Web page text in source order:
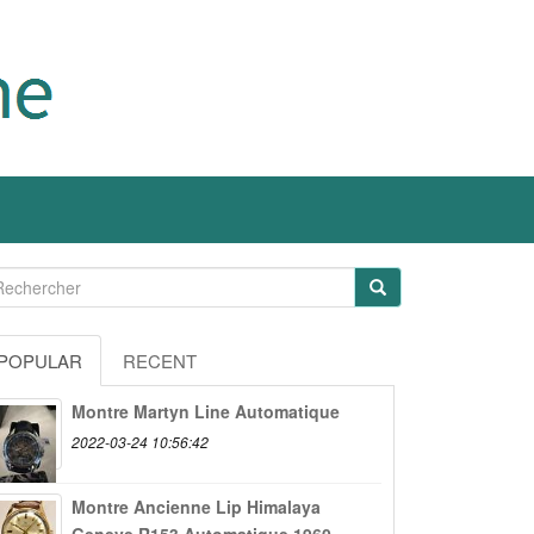
RECENT
Montre Martyn Line Automatique
2022-03-24 10:56:42
Montre Ancienne Lip Himalaya